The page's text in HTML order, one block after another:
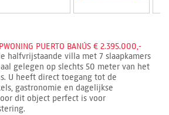
PUERTO BANÚS € 2.395.000,-
halfvrijstaande villa met 7 slaapkamers
gelegen op slechts 50 meter van het
U heeft direct toegang tot de
gastronomie en dagelijkse
dit object perfect is voor